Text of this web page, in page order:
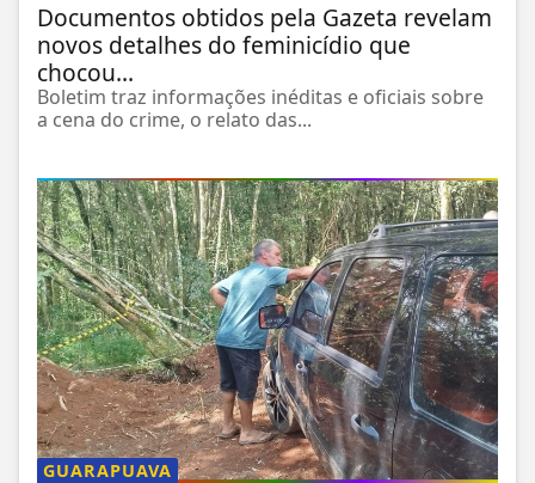
Documentos obtidos pela Gazeta revelam
novos detalhes do feminicídio que
chocou...
Boletim traz informações inéditas e oficiais sobre
a cena do crime, o relato das...
GUARAPUAVA